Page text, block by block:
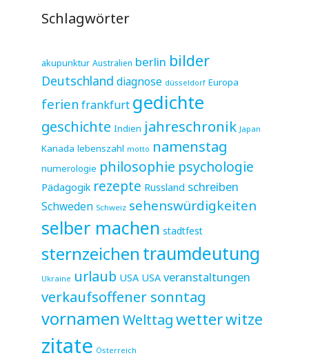
Schlagwörter
akupunktur Australien berlin bilder
Deutschland diagnose düsseldorf Europa
ferien frankfurt gedichte
geschichte Indien jahreschronik Japan
Kanada lebenszahl motto namenstag
numerologie philosophie psychologie
Pädagogik rezepte Russland schreiben
Schweden Schweiz sehenswürdigkeiten
selber machen stadtfest
sternzeichen traumdeutung
Ukraine urlaub USA USA veranstaltungen
verkaufsoffener sonntag
vornamen Welttagwetterwitze
zitate Österreich